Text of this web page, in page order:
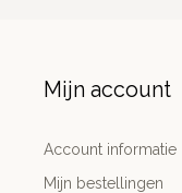
Mijn account
Account informatie
Mijn bestellingen